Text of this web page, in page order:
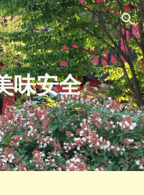
Skip to navigation
味安全